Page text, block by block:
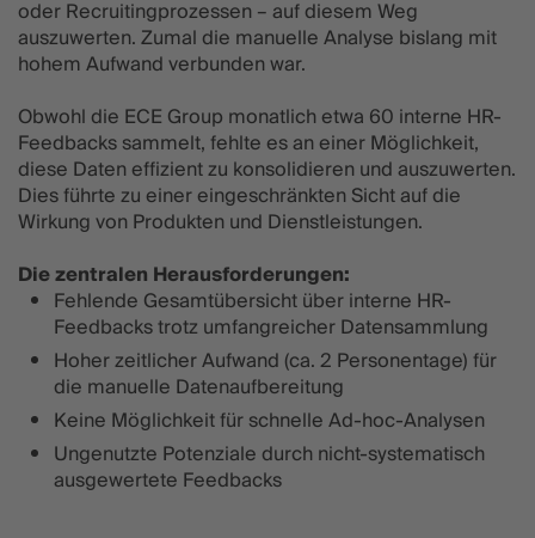
oder Recruitingprozessen – auf diesem Weg
auszuwerten. Zumal die manuelle Analyse bislang mit
hohem Aufwand verbunden war.
Obwohl die ECE Group monatlich etwa 60 interne HR-
Feedbacks sammelt, fehlte es an einer Möglichkeit,
diese Daten effizient zu konsolidieren und auszuwerten.
Dies führte zu einer eingeschränkten Sicht auf die
Wirkung von Produkten und Dienstleistungen.
Die zentralen Herausforderungen:
Fehlende Gesamtübersicht über interne HR-
Feedbacks trotz umfangreicher Datensammlung
Hoher zeitlicher Aufwand (ca. 2 Personentage) für
die manuelle Datenaufbereitung
Keine Möglichkeit für schnelle Ad-hoc-Analysen
Ungenutzte Potenziale durch nicht-systematisch
ausgewertete Feedbacks